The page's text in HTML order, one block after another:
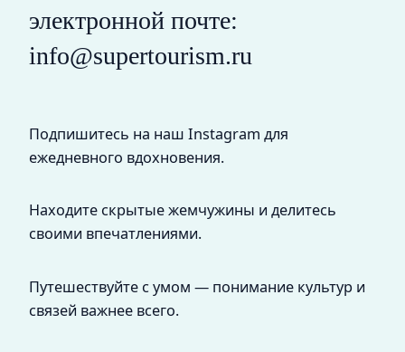
электронной почте:
info@supertourism.ru
Подпишитесь на наш Instagram для
ежедневного вдохновения.
Находите скрытые жемчужины и делитесь
своими впечатлениями.
Путешествуйте с умом — понимание культур и
связей важнее всего.